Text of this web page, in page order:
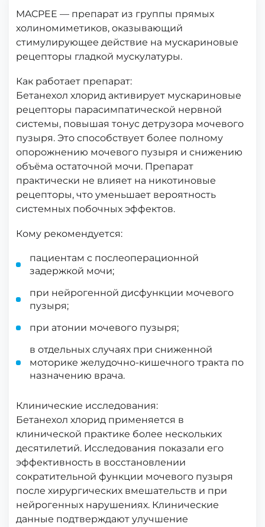
MACPEE — препарат из группы прямых
холиномиметиков, оказывающий
стимулирующее действие на мускариновые
рецепторы гладкой мускулатуры.
Как работает препарат:
Бетанехол хлорид активирует мускариновые
рецепторы парасимпатической нервной
системы, повышая тонус детрузора мочевого
пузыря. Это способствует более полному
опорожнению мочевого пузыря и снижению
объёма остаточной мочи. Препарат
практически не влияет на никотиновые
рецепторы, что уменьшает вероятность
системных побочных эффектов.
Кому рекомендуется:
пациентам с послеоперационной
задержкой мочи;
при нейрогенной дисфункции мочевого
пузыря;
при атонии мочевого пузыря;
в отдельных случаях при сниженной
моторике желудочно-кишечного тракта по
назначению врача.
Клинические исследования:
Бетанехол хлорид применяется в
клинической практике более нескольких
десятилетий. Исследования показали его
эффективность в восстановлении
сократительной функции мочевого пузыря
после хирургических вмешательств и при
нейрогенных нарушениях. Клинические
данные подтверждают улучшение